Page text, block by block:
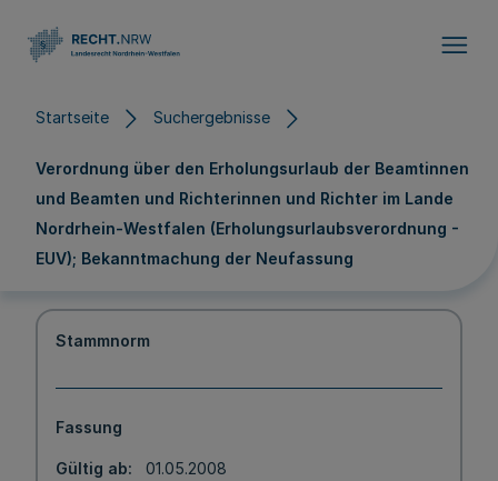
Startseite Suchergebnisse
Verordnung über den Erholungsurlaub der Beamtinnen
und Beamten und Richterinnen und Richter im Lande
Nordrhein-Westfalen (Erholungsurlaubsverordnung -
EUV); Bekanntmachung der Neufassung
Stammnorm
Fassung
Gültig ab
01.05.2008